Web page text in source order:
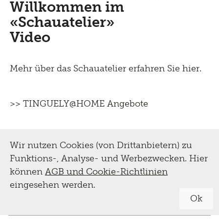
Workshops
Führungen
für Schulen
für Kinder und Familien
Projekte
Sommerferien Workshop
& Restaurierung
Biografie
Bibliothek Dokumentation
Restaurierung
Schauatelier
Multimediaguide
Tinguely@Home
Radio Tinguely
Willkommen im
«Schauatelier»
Video
Mehr über das Schauatelier erfahren Sie hier.
>> TINGUELY@HOME Angebote
Wir nutzen Cookies (von Drittanbietern) zu
Funktions-, Analyse- und Werbezwecken. Hier
können AGB und Cookie-Richtlinien
eingesehen werden.
Ok